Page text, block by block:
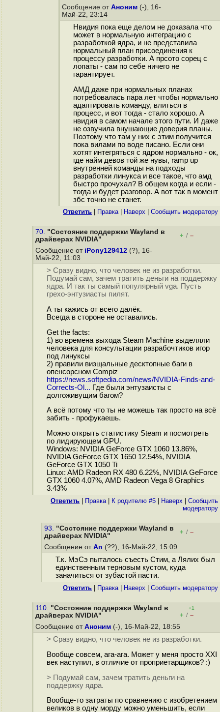
Сообщение от Аноним (-), 16-
Май-22, 23:14
Нвидия пока еще делом не доказала что
может в нормальную интеграцию с
разработкой ядра, и не представила
нормальный план присоединения к
процессу разработки. А прсото сорец с
лопаты - сам по себе ничего не
гарантирует.
АМД даже при нормальных планах
потребовалась пара лет чтобы нормально
адаптировать команду, влиться в
процесс, и вот тогда - стало хорошо. А
нвидия в самом начале этого пути. И даже
не озвучила внушающие доверия планы.
Поэтому что там у них с этим получится
пока вилами по воде писано. Если они
хотят интегряться с ядром нормально - ок,
где найм девов той же нувы, ramp up
внутренней команды на подходы
разработки линукса и все такое, что амд
быстро прочухал? В общем когда и если -
тогда и будет разговор. А вот так в момент
збс точно не станет.
Ответить Правка| Наверх Cообщить модератору
70. "Состояние поддержки Wayland в
драйверах NVIDIA"
+ / –
Сообщение от iPony129412 (?), 16-
Май-22, 11:03
> Сразу видно, что человек не из разработки.
Подумай сам, зачем тратить деньги на поддержку
ядра. И так ты самый популярный vga. Пусть
грехо-энтузиасты пилят.
А ты кажись от всего далёк.
Всегда в стороне не оставались.
Get the facts:
1) во времена выхода Steam Machine выделяли
человека для консультации разрабочтиков игор
под линуксы
2) правили визщальные десктопные баги в
опенсорсном Compiz
https://news.softpedia.com/news/NVIDIA-Finds-and-
Corrects-Ol... Где были энтузаисты с
долгоживущим багом?
А всё потому что ты не можешь так просто на всё
забить - профукаешь.
Можно открыть статистику Steam и посмотреть
по лидирующем GPU.
Windows: NVIDIA GeForce GTX 1060 13.86%,
NVIDIA GeForce GTX 1650 12.54%, NVIDIA
GeForce GTX 1050 Ti
Linux: AMD Radeon RX 480 6.22%, NVIDIA GeForce
GTX 1060 4.07%, AMD Radeon Vega 8 Graphics
3.43%
Ответить Правка| К родителю #5 Наверх
Cообщить
модератору
93. "Состояние поддержки Wayland в
драйверах NVIDIA"
+ / –
Сообщение от An (??), 16-Май-22, 15:09
Т.к. МэСэ пыталось съесть Стим, а Лялих был
единственным терновым кустом, куда
заначиться от зубастой пасти.
Ответить Правка| Наверх Cообщить модератору
110. "Состояние поддержки Wayland в
драйверах NVIDIA"
+1
+ / –
Сообщение от Аноним (-), 16-Май-22, 18:55
> Сразу видно, что человек не из разработки.
Вообще совсем, ага-ага. Может у меня просто XXI
век наступил, в отличие от проприетарщиков? :)
> Подумай сам, зачем тратить деньги на
поддержку ядра.
Вообще-то затраты по сравнению с изобретением
великов в одну морду можно уменьшить, если